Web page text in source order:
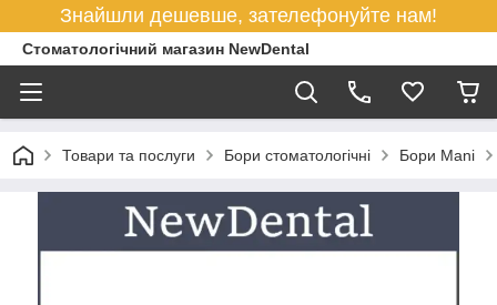
Знайшли дешевше, зателефонуйте нам!
Стоматологічний магазин NewDental
Товари та послуги Бори стоматологічні Бори Mani